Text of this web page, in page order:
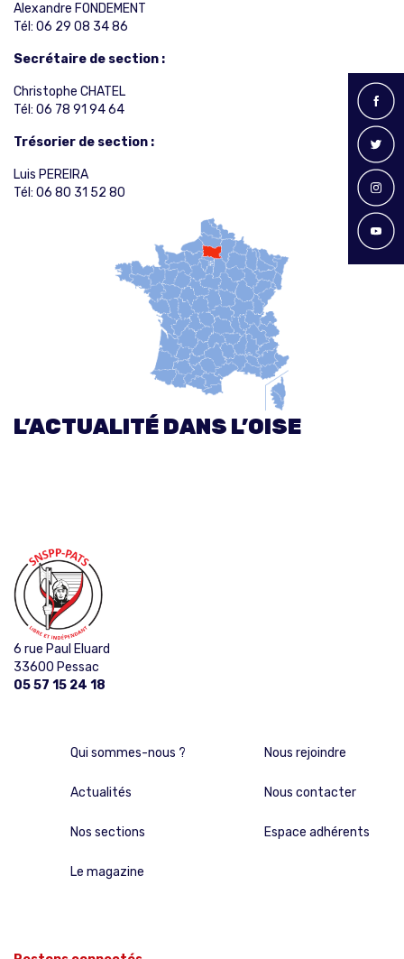
Alexandre FONDEMENT
Tél: 06 29 08 34 86
Secrétaire de section :
Christophe CHATEL
Tél: 06 78 91 94 64
Trésorier de section :
Luis PEREIRA
Tél: 06 80 31 52 80
L’ACTUALITÉ DANS L’OISE
6 rue Paul Eluard
33600 Pessac
05 57 15 24 18
Qui sommes-nous ?
Actualités
Nos sections
Le magazine
Nous rejoindre
Nous contacter
Espace adhérents